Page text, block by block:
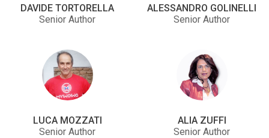
DAVIDE TORTORELLA
Senior Author
ALESSANDRO GOLINELLI
Senior Author
LUCA MOZZATI
Senior Author
ALIA ZUFFI
Senior Author